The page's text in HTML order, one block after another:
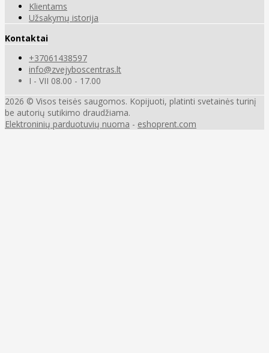
Klientams
Užsakymų istorija
Kontaktai
+37061438597
info@zvejyboscentras.lt
I - VII 08.00 - 17.00
2026 © Visos teisės saugomos. Kopijuoti, platinti svetainės turinį
be autorių sutikimo draudžiama.
Elektroninių parduotuvių nuoma - eshoprent.com